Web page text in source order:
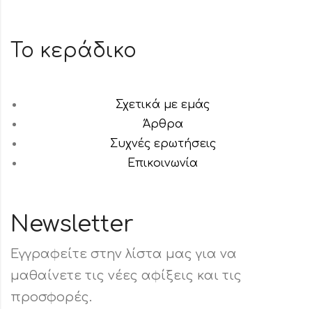
Το κεράδικο
Σχετικά με εμάς
Άρθρα
Συχνές ερωτήσεις
Επικοινωνία
Newsletter
Εγγραφείτε στην λίστα μας για να
μαθαίνετε τις νέες αφίξεις και τις
προσφορές.